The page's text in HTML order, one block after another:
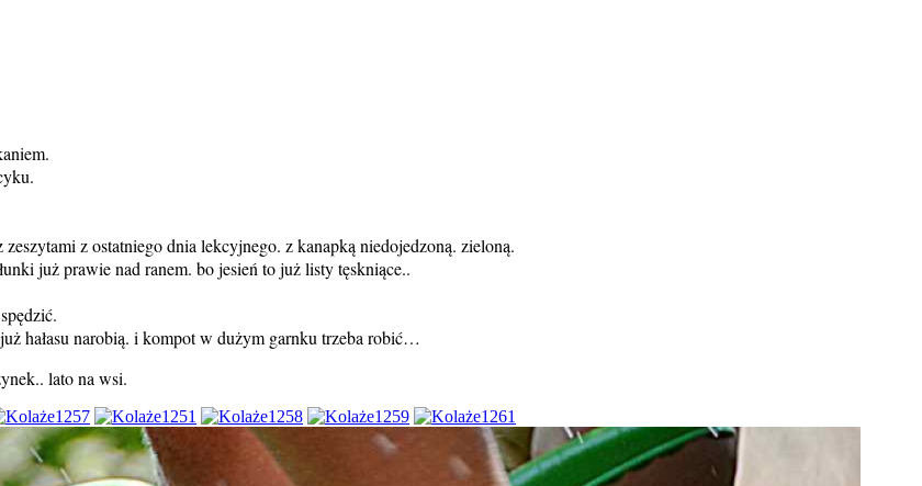
z ostatniego dnia lekcyjnego. z kanapką niedojedzoną. zieloną.
już prawie nad ranem. bo jesień to już listy tęskniące..
hałasu narobią. i kompot w dużym garnku trzeba robić…
lato na wsi.